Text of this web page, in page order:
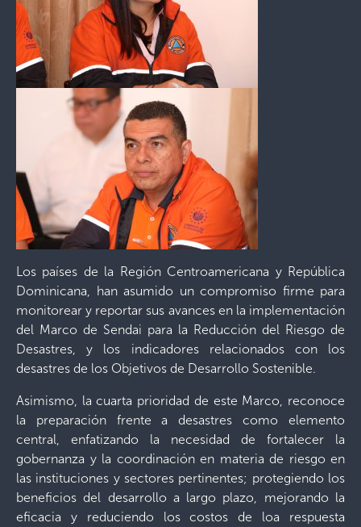
Los países de la Región Centroamericana y República
Dominicana, han asumido un compromiso firme para
monitorear y reportar sus avances en la implementación
del Marco de Sendai para la Reducción del Riesgo de
Desastres, y los indicadores relacionados con los
desastres de los Objetivos de Desarrollo Sostenible.
Asimismo, la cuarta prioridad de este Marco, reconoce
la preparación frente a desastres como elemento
central, enfatizando la necesidad de fortalecer la
gobernanza y la coordinación en materia de riesgo en
las instituciones y sectores pertinentes; protegiendo los
beneficios del desarrollo a largo plazo, mejorando la
eficacia y reduciendo los costos de loa respuesta